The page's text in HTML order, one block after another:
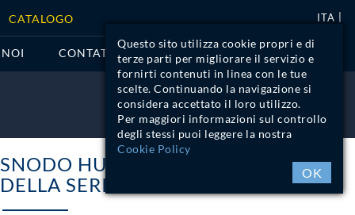
Questo sito utilizza cookie propri e di
terze parti per migliorare il servizio e
fornirti contenuti in linea con le tue
scelte. Continuando la navigazione si
considera accettato il loro utilizzo.
Per maggiori informazioni sul controllo
degli stessi puoi leggere la nostra
Cookie Policy
OK
ITA
CATALOGO
CONTATTI
LOGIN
SNODO HUB PER SENSORI
DELLA SERIE PLATINO